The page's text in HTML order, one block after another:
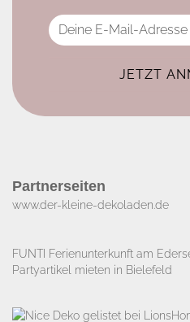
Partnerseiten
www.der-kleine-dekoladen.de​
FUNTI Ferienunterkunft am
Partyartikel mieten in Bielefeld